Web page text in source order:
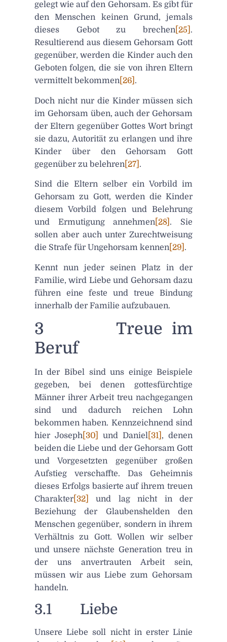
gelegt wie auf den Gehorsam. Es gibt für
den Menschen keinen Grund, jemals
dieses Gebot zu brechen [25] .
Resultierend aus diesem Gehorsam Gott
gegenüber, werden die Kinder auch den
Geboten folgen, die sie von ihren Eltern
vermittelt bekommen[26] .
Doch nicht nur die Kinder müssen sich
im Gehorsam üben, auch der Gehorsam
der Eltern gegenüber Gottes Wort bringt
sie dazu, Autorität zu erlangen und ihre
Kinder über den Gehorsam Gott
gegenüber zu belehren[27] .
Sind die Eltern selber ein Vorbild im
Gehorsam zu Gott, werden die Kinder
diesem Vorbild folgen und Belehrung
und Ermutigung annehmen [28] . Sie
sollen aber auch unter Zurechtweisung
die Strafe für Ungehorsam kennen[29] .
Kennt nun jeder seinen Platz in der
Familie, wird Liebe und Gehorsam dazu
führen eine feste und treue Bindung
innerhalb der Familie aufzubauen.
3 Treue im
Beruf
In der Bibel sind uns einige Beispiele
gegeben, bei denen gottesfürchtige
Männer ihrer Arbeit treu nachgegangen
sind und dadurch reichen Lohn
bekommen haben. Kennzeichnend sind
hier Joseph[30] und Daniel [31] , denen
beiden die Liebe und der Gehorsam Gott
und Vorgesetzten gegenüber großen
Aufstieg verschaffte. Das Geheimnis
dieses Erfolgs basierte auf ihrem treuen
Charakter[32]
und lag nicht in der
Beziehung der Glaubenshelden den
Menschen gegenüber, sondern in ihrem
Verhältnis zu Gott. Wollen wir selber
und unsere nächste Generation treu in
der uns anvertrauten Arbeit sein,
müssen wir aus Liebe zum Gehorsam
handeln.
3.1 Liebe
Unsere Liebe soll nicht in erster Linie